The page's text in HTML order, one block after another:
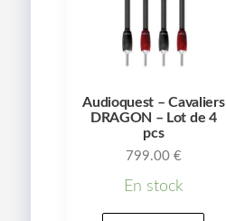
Audioquest – Cavaliers
DRAGON – Lot de 4
pcs
799.00 €
En stock